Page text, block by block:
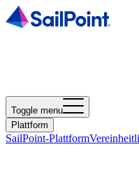
Toggle menu
Plattform
SailPoint-Plattform